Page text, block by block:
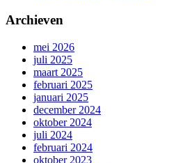
Archieven
mei 2026
juli 2025
maart 2025
februari 2025
januari 2025
december 2024
oktober 2024
juli 2024
februari 2024
oktober 2023